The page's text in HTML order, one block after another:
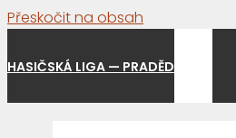
Přeskočit na obsah
HASIČSKÁ LIGA — PRADĚD